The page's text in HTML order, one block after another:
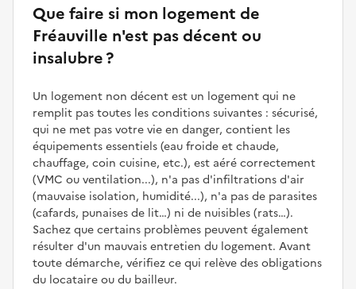
Que faire si mon logement de
Fréauville n'est pas décent ou
insalubre ?
Un logement non décent est un logement qui ne
remplit pas toutes les conditions suivantes : sécurisé,
qui ne met pas votre vie en danger, contient les
équipements essentiels (eau froide et chaude,
chauffage, coin cuisine, etc.), est aéré correctement
(VMC ou ventilation...), n'a pas d'infiltrations d'air
(mauvaise isolation, humidité...), n'a pas de parasites
(cafards, punaises de lit…) ni de nuisibles (rats…).
Sachez que certains problèmes peuvent également
résulter d'un mauvais entretien du logement. Avant
toute démarche, vérifiez ce qui relève des obligations
du locataire ou du bailleur.